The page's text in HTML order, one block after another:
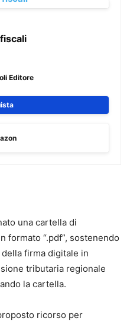
ai professionisti ed ai
utili per una efficace
analizza le
degli atti impositivi, del
e dei pignoramenti
attraverso il
speciale esattoriale alle
disposta dal PM a
Editore
una cartella di
formato “.pdf”, sostenendo
firma digitale in
tributaria regionale
la cartella.
ricorso per